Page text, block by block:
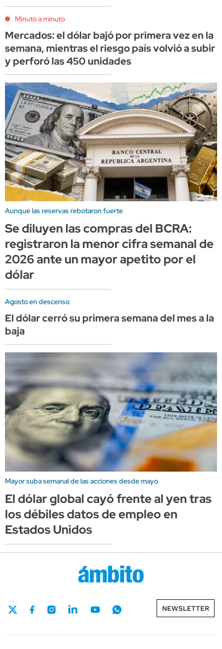
Minuto a minuto
Mercados: el dólar bajó por primera vez en la
semana, mientras el riesgo país volvió a subir
y perforó las 450 unidades
Aunque las reservas rebotaron fuerte
Se diluyen las compras del BCRA:
registraron la menor cifra semanal de
2026 ante un mayor apetito por el
dólar
Agosto en descenso
El dólar cerró su primera semana del mes a la
baja
Mayor suba semanal de las acciones desde mayo
El dólar global cayó frente al yen tras
los débiles datos de empleo en
Estados Unidos
NEWSLETTER